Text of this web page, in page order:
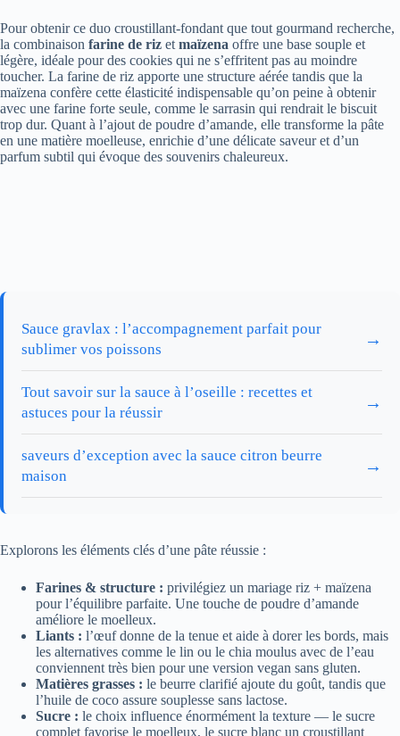
Pour obtenir ce duo croustillant-fondant que tout gourmand recherche,
la combinaison farine de riz et maïzena offre une base souple et
légère, idéale pour des cookies qui ne s’effritent pas au moindre
toucher. La farine de riz apporte une structure aérée tandis que la
maïzena confère cette élasticité indispensable qu’on peine à obtenir
avec une farine forte seule, comme le sarrasin qui rendrait le biscuit
trop dur. Quant à l’ajout de poudre d’amande, elle transforme la pâte
en une matière moelleuse, enrichie d’une délicate saveur et d’un
parfum subtil qui évoque des souvenirs chaleureux.
Sauce gravlax : l’accompagnement parfait pour
sublimer vos poissons
→
Tout savoir sur la sauce à l’oseille : recettes et
astuces pour la réussir
→
saveurs d’exception avec la sauce citron beurre
maison
→
Explorons les éléments clés d’une pâte réussie :
Farines & structure : privilégiez un mariage riz + maïzena
pour l’équilibre parfaite. Une touche de poudre d’amande
améliore le moelleux.
Liants : l’œuf donne de la tenue et aide à dorer les bords, mais
les alternatives comme le lin ou le chia moulus avec de l’eau
conviennent très bien pour une version vegan sans gluten.
Matières grasses : le beurre clarifié ajoute du goût, tandis que
l’huile de coco assure souplesse sans lactose.
Sucre : le choix influence énormément la texture — le sucre
complet favorise le moelleux, le sucre blanc un croustillant